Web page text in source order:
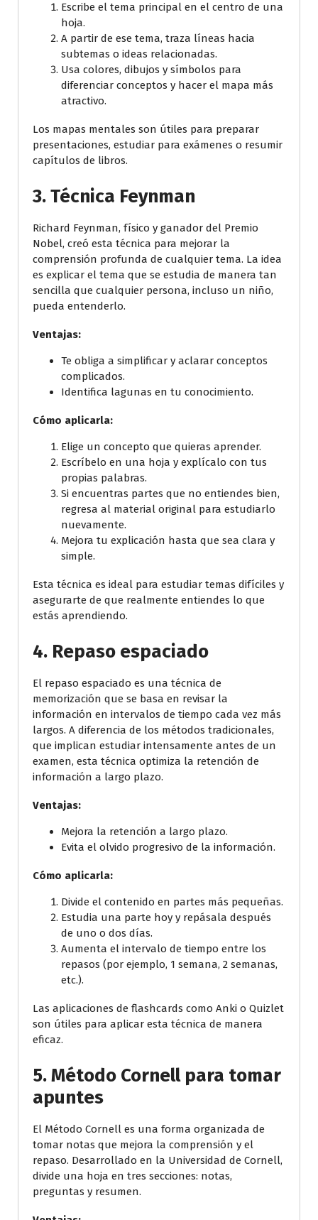
Escribe el tema principal en el centro de una
hoja.
A partir de ese tema, traza líneas hacia
subtemas o ideas relacionadas.
Usa colores, dibujos y símbolos para
diferenciar conceptos y hacer el mapa más
atractivo.
Los mapas mentales son útiles para preparar
presentaciones, estudiar para exámenes o resumir
capítulos de libros.
3.Técnica Feynman
Richard Feynman, físico y ganador del Premio
Nobel, creó esta técnica para mejorar la
comprensión profunda de cualquier tema. La idea
es explicar el tema que se estudia de manera tan
sencilla que cualquier persona, incluso un niño,
pueda entenderlo.
Ventajas:
Te obliga a simplificar y aclarar conceptos
complicados.
Identifica lagunas en tu conocimiento.
Cómo aplicarla:
Elige un concepto que quieras aprender.
Escríbelo en una hoja y explícalo con tus
propias palabras.
Si encuentras partes que no entiendes bien,
regresa al material original para estudiarlo
nuevamente.
Mejora tu explicación hasta que sea clara y
simple.
Esta técnica es ideal para estudiar temas difíciles y
asegurarte de que realmente entiendes lo que
estás aprendiendo.
4. Repaso espaciado
El repaso espaciado es una técnica de
memorización que se basa en revisar la
información en intervalos de tiempo cada vez más
largos. A diferencia de los métodos tradicionales,
que implican estudiar intensamente antes de un
examen, esta técnica optimiza la retención de
información a largo plazo.
Ventajas:
Mejora la retención a largo plazo.
Evita el olvido progresivo de la información.
Cómo aplicarla:
Divide el contenido en partes más pequeñas.
Estudia una parte hoy y repásala después
de uno o dos días.
Aumenta el intervalo de tiempo entre los
repasos (por ejemplo, 1 semana, 2 semanas,
etc.).
Las aplicaciones de flashcards como Anki o Quizlet
son útiles para aplicar esta técnica de manera
eficaz.
5.Método Cornell para tomar
apuntes
El Método Cornell es una forma organizada de
tomar notas que mejora la comprensión y el
repaso. Desarrollado en la Universidad de Cornell,
divide una hoja en tres secciones: notas,
preguntas y resumen.